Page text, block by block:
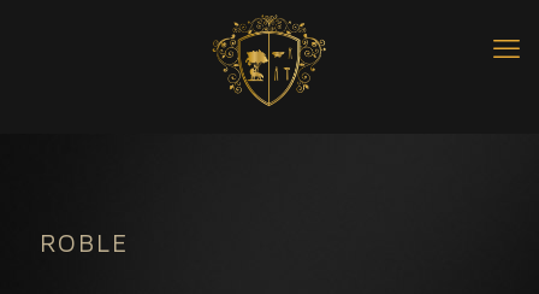
ROBLE